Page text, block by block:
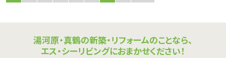
湯河原・真鶴の新築・リフォームのことなら、
エス・シーリビングにおまかせください！